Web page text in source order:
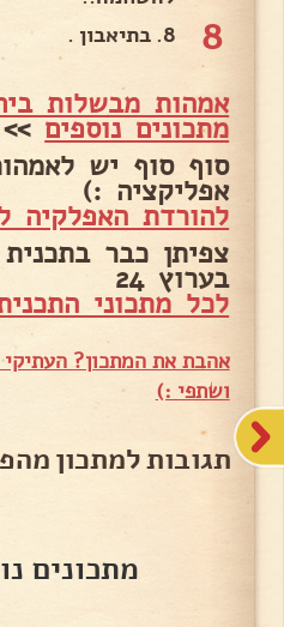
8 8. בתיאבון .
אמהות מבשלות
מתכונים נוספים>>
סוף סוף יש
אפליקציה :)
להורדת האפלקיה
צפיתן כבר
בערוץ 24
לכל מתכוני
אהבת את המתכון?
ושתפי :)
תגובות למתכון
מתכונים